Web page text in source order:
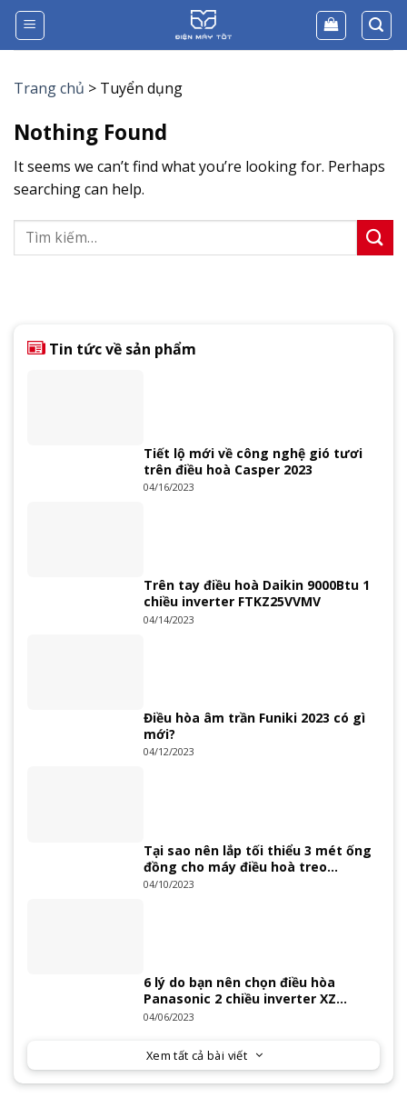
Skip
content
Trang chủ > Tuyển dụng
Nothing Found
It seems we can’t find what you’re looking for. Perhaps
searching can help.
Tin tức về sản phẩm
Tiết lộ mới về công nghệ gió tươi
trên điều hoà Casper 2023
04/16/2023
Trên tay điều hoà Daikin 9000Btu 1
chiều inverter FTKZ25VVMV
04/14/2023
Điều hòa âm trần Funiki 2023 có gì
mới?
04/12/2023
Tại sao nên lắp tối thiểu 3 mét ống
đồng cho máy điều hoà treo
tường?
04/10/2023
6 lý do bạn nên chọn điều hòa
Panasonic 2 chiều inverter XZ
Series 2023
04/06/2023
Xem tất cả bài viết